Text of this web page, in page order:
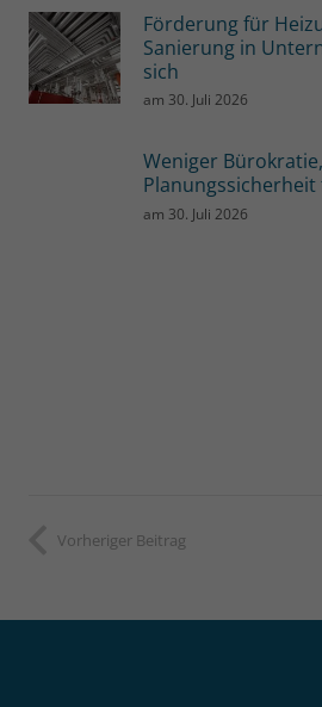
Förderung für
Sanierung in
sich
am 30. Juli 2026
Weniger
am 30. Juli 2026
Vorheriger Beitrag